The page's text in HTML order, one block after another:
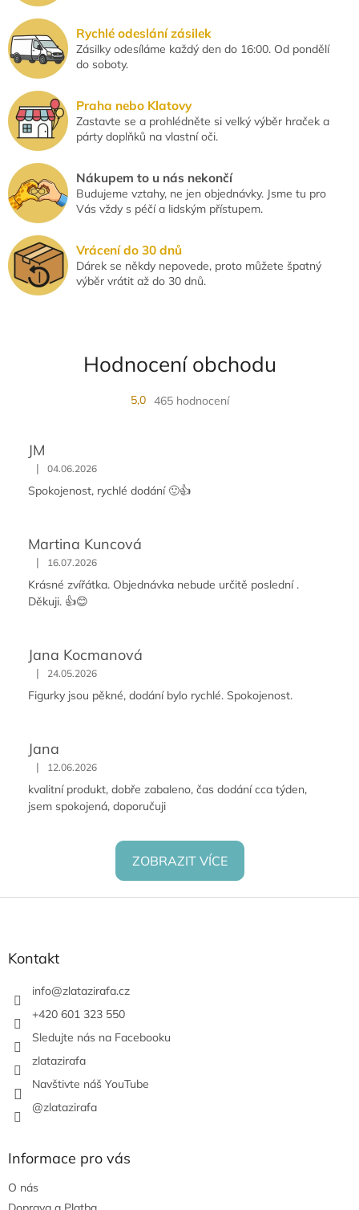
Rychlé odeslání zásilek
Zásilky odesíláme každý den do 16:00. Od pondělí
do soboty.
Praha nebo Klatovy
Zastavte se a prohlédněte si velký výběr hraček a
párty doplňků na vlastní oči.
Nákupem to u nás nekončí
Budujeme vztahy, ne jen objednávky. Jsme tu pro
Vás vždy s péčí a lidským přístupem.
Vrácení do 30 dnů
Dárek se někdy nepovede, proto můžete špatný
výběr vrátit až do 30 dnů.
Hodnocení obchodu
5,0 465 hodnocení
JM
| 04.06.2026
Spokojenost, rychlé dodání 🙂👍
Martina Kuncová
| 16.07.2026
Krásné zvířátka. Objednávka nebude určitě poslední .
Děkuji. 👍😊
Jana Kocmanová
| 24.05.2026
Figurky jsou pěkné, dodání bylo rychlé. Spokojenost.
Jana
| 12.06.2026
kvalitní produkt, dobře zabaleno, čas dodání cca týden,
jsem spokojená, doporučuji
ZOBRAZIT VÍCE
Z
Kontakt
info@zlatazirafa.cz
+420 601 323 550
Sledujte nás na Facebooku
zlatazirafa
Navštivte náš YouTube
@zlatazirafa
Informace pro vás
O nás